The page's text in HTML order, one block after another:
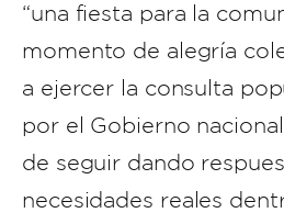
“una fiesta para la
momento de alegría
a ejercer la consulta
por el Gobierno
de seguir dando
necesidades reales